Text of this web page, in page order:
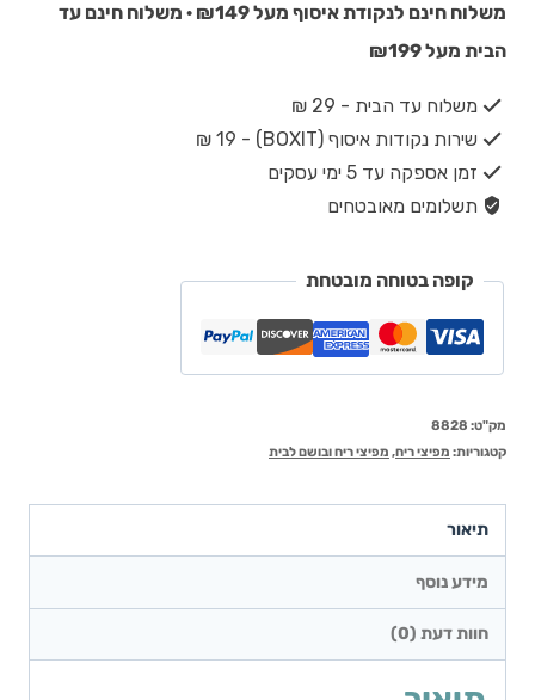
משלוח חינם לנקודת איסוף מעל ₪149 · משלוח חינם עד
הבית מעל ₪199
משלוח עד הבית - 29 ₪
שירות נקודות איסוף (BOXIT) - 19 ₪
זמן אספקה עד 5 ימי עסקים
תשלומים מאובטחים
קופה בטוחה מובטחת
מק"ט: 8828
קטגוריות: מפיצי ריח, מפיצי ריח ובושם לבית
תיאור
מידע נוסף
חוות דעת (0)